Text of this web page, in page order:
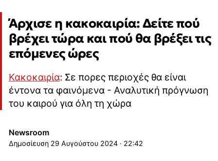
Άρχισε η κακοκαιρία: Δείτε πού
βρέχει τώρα και πού θα βρέξει τις
επόμενες ώρες
Κακοκαιρία: Σε πορες περιοχές θα είναι
έντονα τα φαινόμενα - Αναλυτική πρόγνωση
του καιρού για όλη τη χώρα
Newsroom
29 Αυγούστου 2024 · 22:42